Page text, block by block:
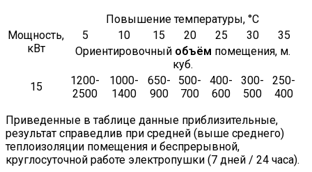
Мощность,
кВт
Повышение температуры, °С
5
10 15 20 25 30
35
Ориентировочный объём помещения, м.
куб.
15
1200-
2500
1000-
1400
650-
900
500-
700
400-
600
300-
500
250-
400
Приведенные в таблице данные приблизительные,
результат справедлив при средней (выше среднего)
теплоизоляции помещения и беспрерывной,
круглосуточной работе электропушки (7 дней / 24 часа).